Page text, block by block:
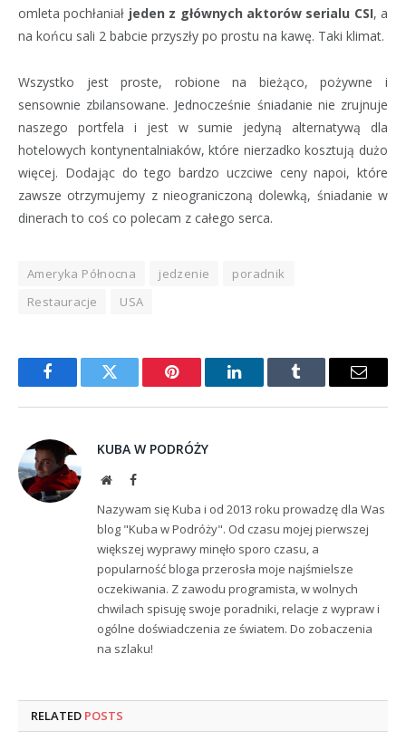
omleta pochłaniał jeden z głównych aktorów serialu CSI, a
na końcu sali 2 babcie przyszły po prostu na kawę. Taki klimat.
Wszystko jest proste, robione na bieżąco, pożywne i
sensownie zbilansowane. Jednocześnie śniadanie nie zrujnuje
naszego portfela i jest w sumie jedyną alternatywą dla
hotelowych kontynentalniaków, które nierzadko kosztują dużo
więcej. Dodając do tego bardzo uczciwe ceny napoi, które
zawsze otrzymujemy z nieograniczoną dolewką, śniadanie w
dinerach to coś co polecam z całego serca.
Ameryka Północna jedzenie
poradnik
Restauracje
USA
FacebookTwitter Pinterest LinkedInTumblr Email
KUBA W PODRÓŻY
WebsiteFacebook
Nazywam się Kuba i od 2013 roku prowadzę dla Was
blog "Kuba w Podróży". Od czasu mojej pierwszej
większej wyprawy minęło sporo czasu, a
popularność bloga przerosła moje najśmielsze
oczekiwania. Z zawodu programista, w wolnych
chwilach spisuję swoje poradniki, relacje z wypraw i
ogólne doświadczenia ze światem. Do zobaczenia
na szlaku!
RELATED POSTS